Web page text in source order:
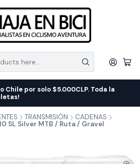
Chile por solo $5.000CLP. Toda la
TRANSMISIÓN
CADENAS
SL Silver MTB / Ruta / Gravel